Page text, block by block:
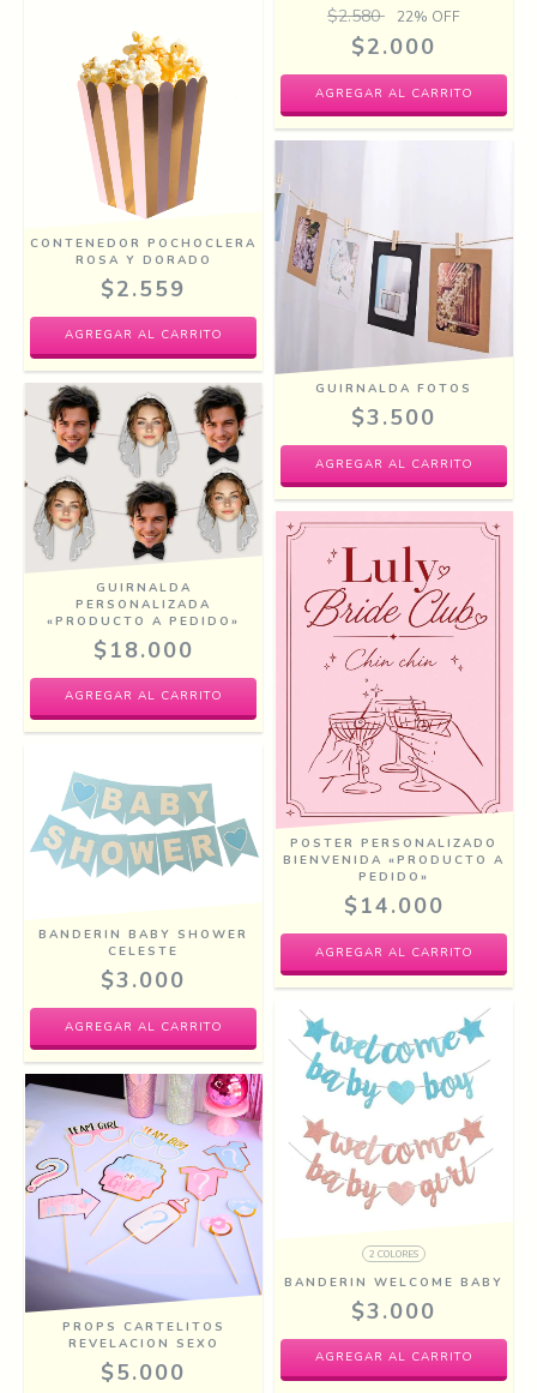
$2.580 22% OFF
$2.000
CONTENEDOR POCHOCLERA
ROSA Y DORADO
$2.559
GUIRNALDA FOTOS
$3.500
GUIRNALDA
PERSONALIZADA
«PRODUCTO A PEDIDO»
$18.000
POSTER PERSONALIZADO
BIENVENIDA «PRODUCTO A
PEDIDO»
$14.000
BANDERIN BABY SHOWER
CELESTE
$3.000
2 COLORES
BANDERIN WELCOME BABY
$3.000
AGREGAR AL CARRITO
PROPS CARTELITOS
REVELACION SEXO
$5.000